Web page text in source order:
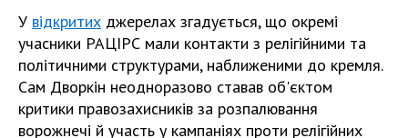
У відкритих джерелах згадується, що окремі
учасники РАЦІРС мали контакти з релігійними та
політичними структурами, наближеними до кремля.
Сам Дворкін неодноразово ставав об'єктом
критики правозахисників за розпалювання
ворожнечі й участь у кампаніях проти релігійних